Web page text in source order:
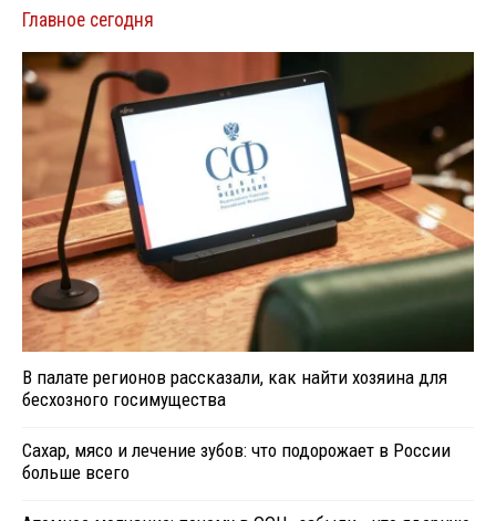
Главное сегодня
В палате регионов рассказали, как найти хозяина для
бесхозного госимущества
Сахар, мясо и лечение зубов: что подорожает в России
больше всего